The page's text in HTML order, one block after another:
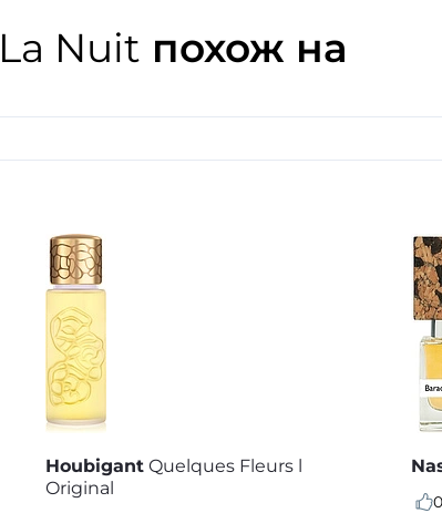
Nuit похож на
Houbigant Quelques Fleurs l
Original
0